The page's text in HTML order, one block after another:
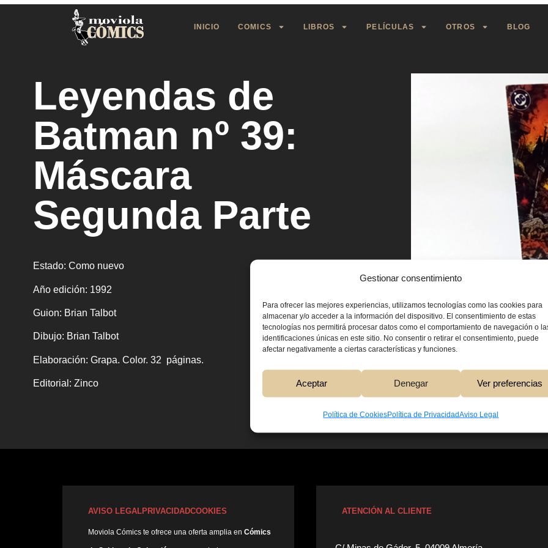
Gestionar consentimiento
Para ofrecer las mejores experiencias, utilizamos tecnologías como las cookies para
almacenar y/o acceder a la información del dispositivo. El consentimiento de estas
tecnologías nos permitirá procesar datos como el comportamiento de navegación o
identificaciones únicas en este sitio. No consentir o retirar el consentimiento, puede
afectar negativamente a ciertas características y funciones.
Aceptar Denegar Ver preferencias
Política de CookiesPolítica de PrivacidadAviso Legal
INICIO COMICS LIBROS PELÍCULAS OTROS BLOG
Leyendas de
Batman nº 39:
Máscara
Segunda Parte
Estado: Como nuevo
Año edición: 1992
Guion: Brian Talbot
Dibujo: Brian Talbot
Elaboración: Grapa. Color. 32 páginas.
Editorial: Zinco
AVISO LEGALPRIVACIDADCOOKIES
Moviola Cómics te ofrece una oferta amplia en Cómics
ATENCIÓN AL CLIENTE